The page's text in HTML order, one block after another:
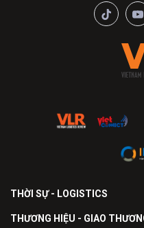
THỜI SỰ - LOGISTICS
THƯƠNG HIỆU - GIAO